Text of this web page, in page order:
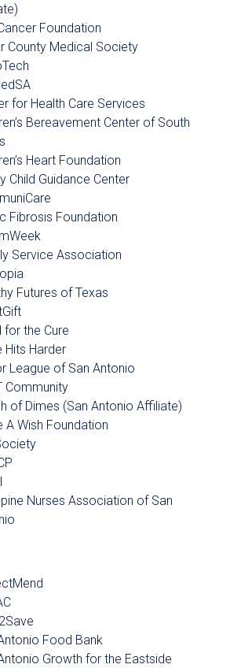
Staff Services
and Reports
with Us
Foundation
County Medical Society
for Health Care Services
Bereavement Center of South
Heart Foundation
Child Guidance Center
Fibrosis Foundation
Service Association
Futures of Texas
for the Cure
Hits Harder
League of San Antonio
Community
of Dimes (San Antonio Affiliate)
A Wish Foundation
Nurses Association of San
Food Bank
Growth for the Eastside